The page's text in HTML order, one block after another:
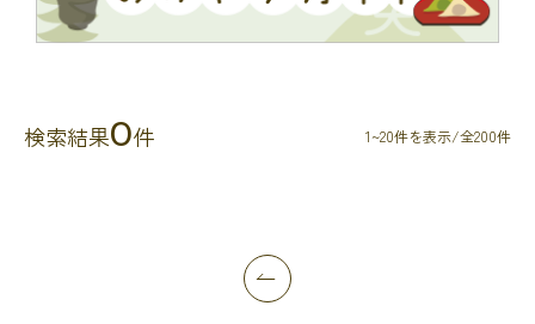
検索結果0件 1~20件を表示/全200件